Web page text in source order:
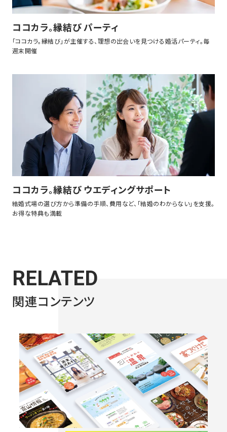
ココカラ。縁結び パーティ
「ココカラ。縁結び」が主催する、理想の出会いを見つける婚活パーティ。毎
週末開催
ココカラ。縁結び ウエディングサポート
結婚式場の選び方から準備の手順、費用など、「結婚のわからない」を支援。
お得な特典も満載
RELATED
関連コンテンツ